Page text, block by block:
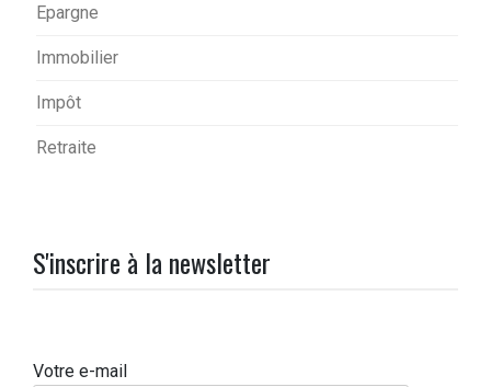
Epargne
Immobilier
Impôt
Retraite
S'inscrire à la newsletter
Votre e-mail